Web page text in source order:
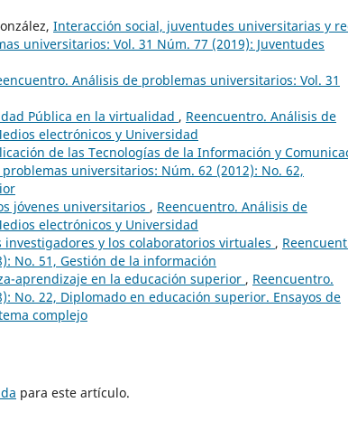
Interacción social, juventudes universitarias y
universitarios: Vol. 31 Núm. 77 (2019): Juventudes
Análisis de problemas universitarios: Vol. 31
Pública en la virtualidad , Reencuentro. Análisis de
electrónicos y Universidad
de las Tecnologías de la Información y
universitarios: Núm. 62 (2012): No. 62,
jóvenes universitarios , Reencuentro. Análisis de
electrónicos y Universidad
investigadores y los colaboratorios virtuales ,
No. 51, Gestión de la información
aprendizaje en la educación superior , Reencuentro.
No. 22, Diplomado en educación superior. Ensayos de
complejo
para este artículo.